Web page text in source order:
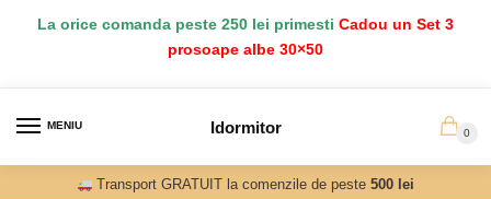
La orice comanda peste 250 lei primesti Cadou un Set 3
prosoape albe 30×50
MENIU Idormitor 0
Transport GRATUIT la comenzile de peste500 lei